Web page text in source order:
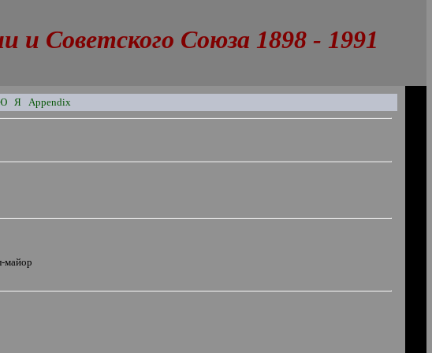
Советского Союза 1898 - 1991
Я Appendix
майор